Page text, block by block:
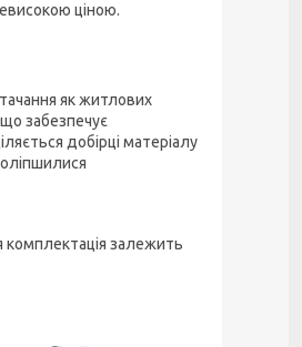
ціною.
як житлових
забезпечує
добірці матеріалу
комплектація залежить